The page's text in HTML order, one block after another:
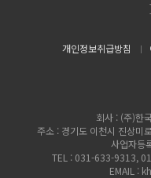
개인정보취급방침
회사 : (주)한
주소 : 경기도 이천시 진상
사업자등
TEL : 031-633-9313,
EMAIL :